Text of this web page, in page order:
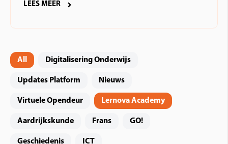
LEES MEER
All Digitalisering Onderwijs
Updates Platform Nieuws
Virtuele Opendeur Lernova Academy
Aardrijkskunde Frans GO!
Geschiedenis ICT